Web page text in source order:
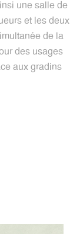
une salle de
et les deux
de la
des usages
aux gradins